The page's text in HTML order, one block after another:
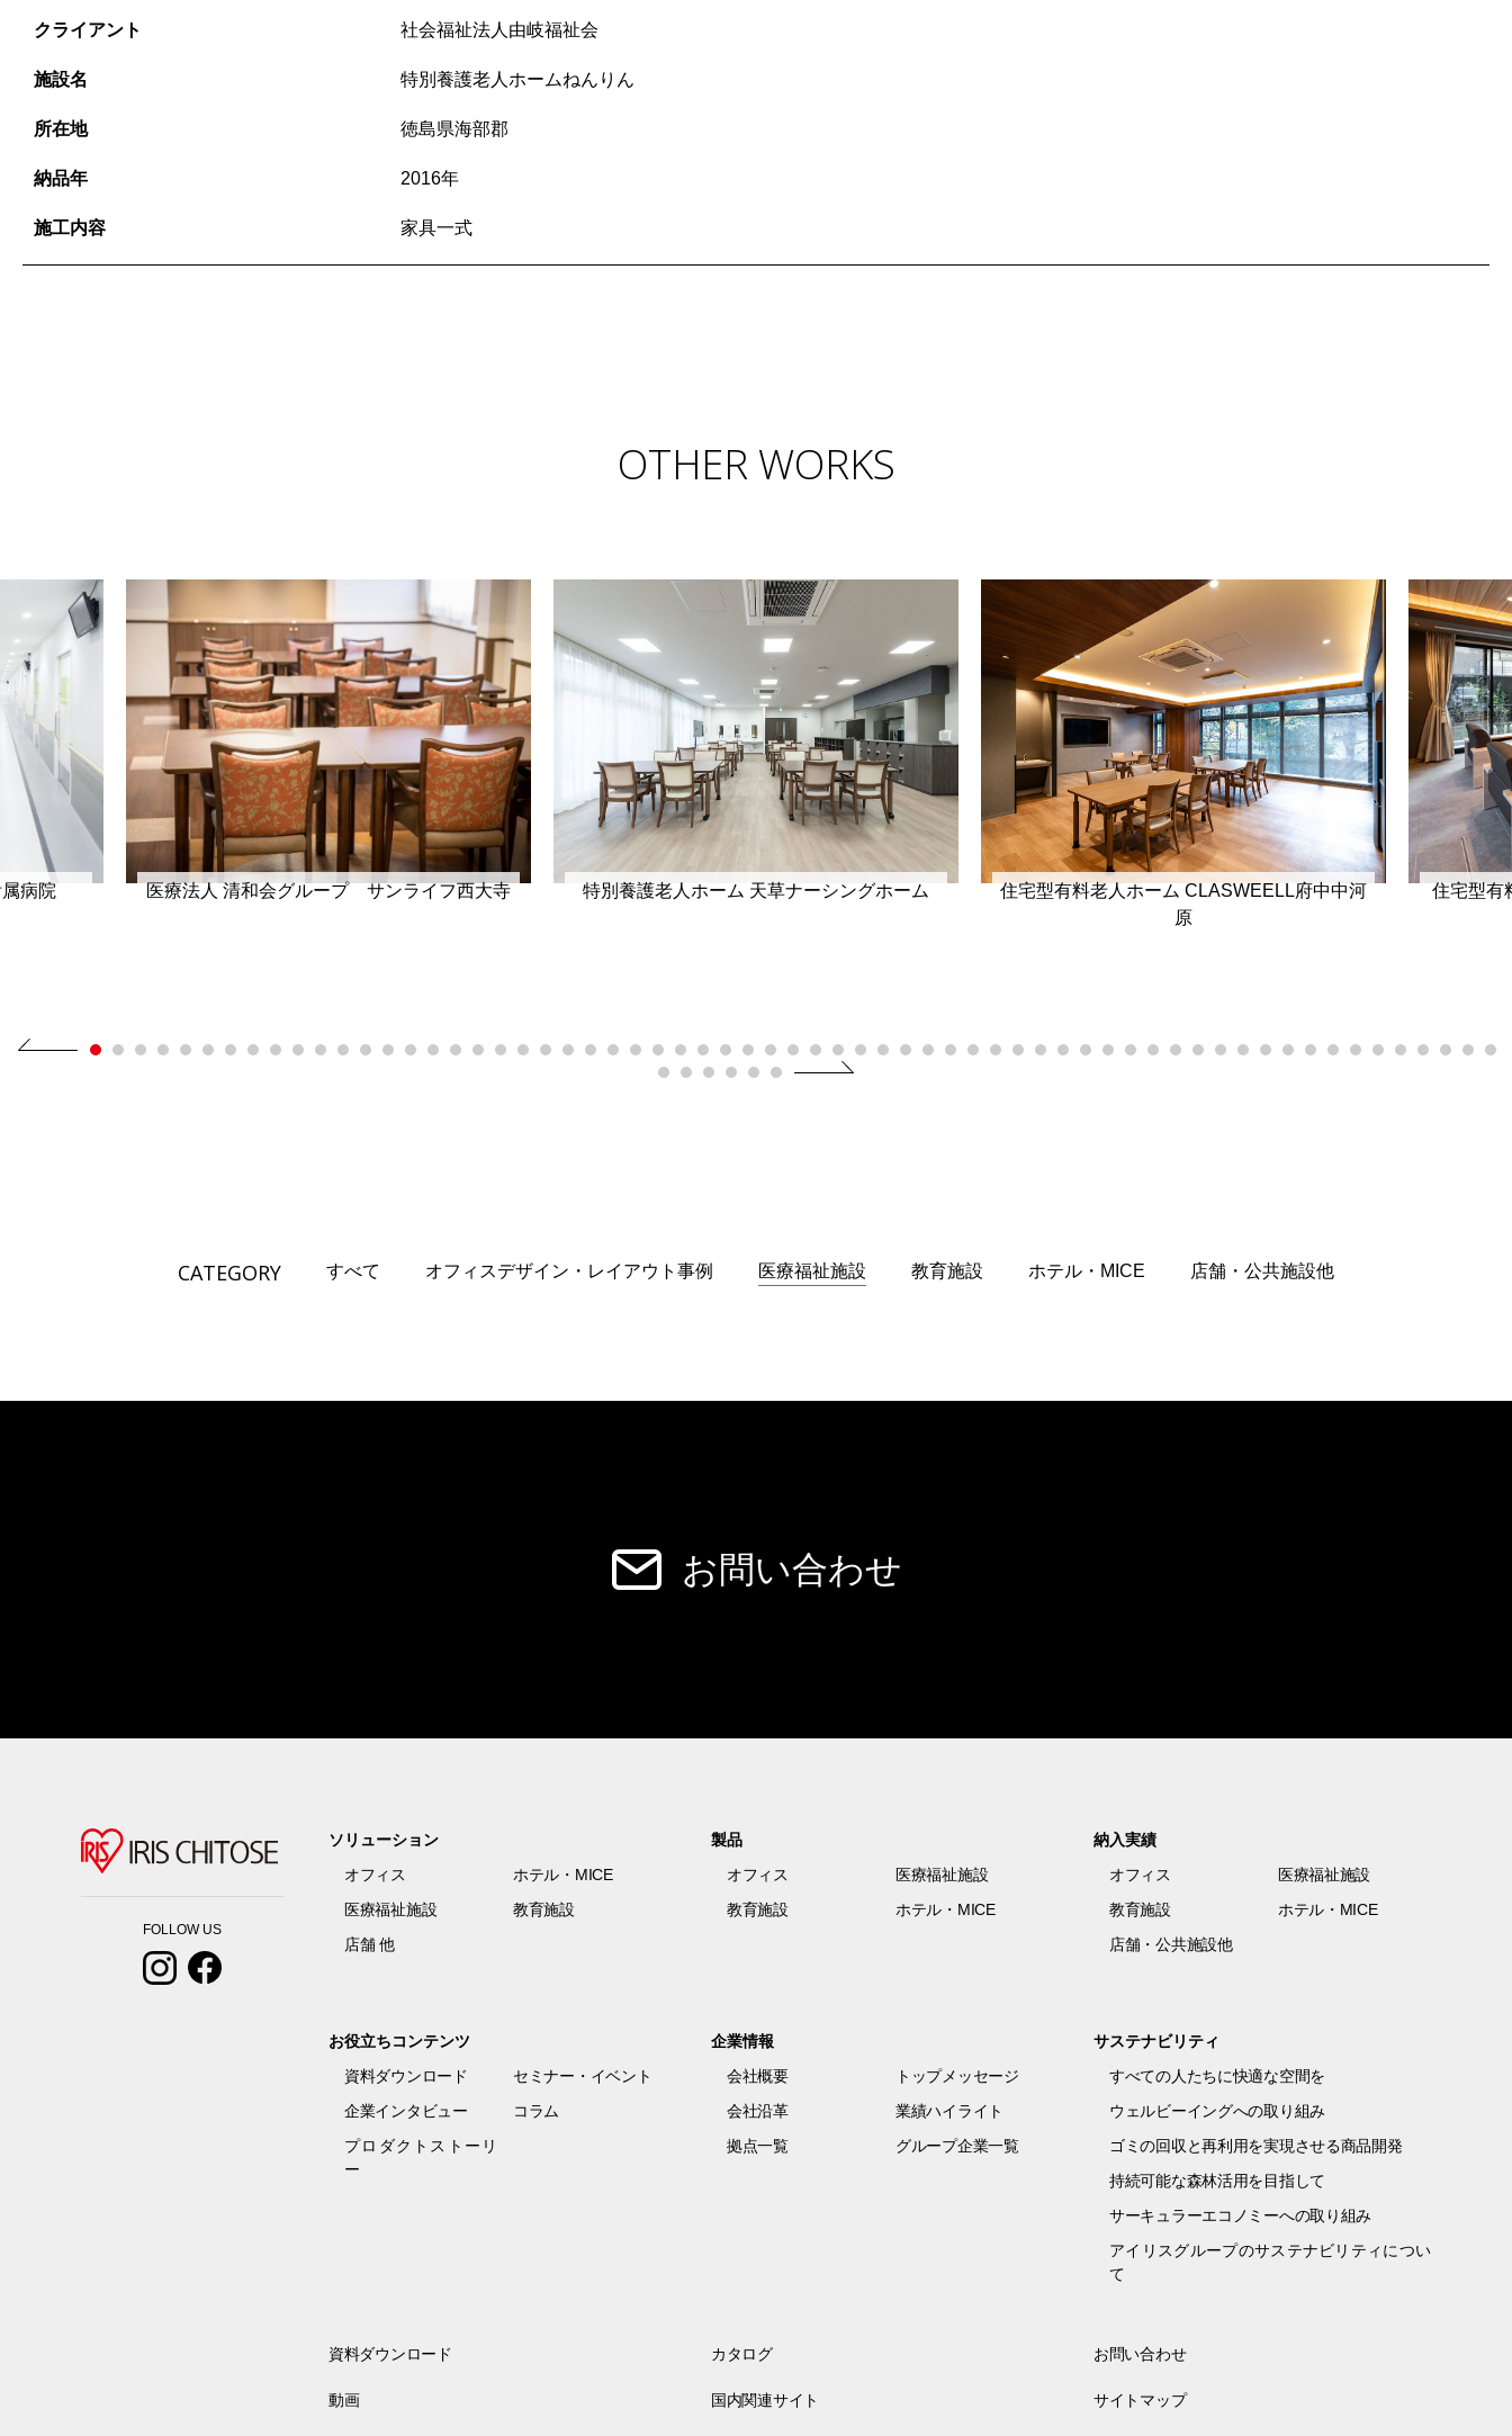
クライアント 社会福祉法人由岐福祉会
施設名 特別養護老人ホームねんりん
所在地 徳島県海部郡
納品年 2016年
施工内容 家具一式
OTHER WORKS
病院 医療法人 清和会グループ サンライフ西大寺 特別養護老人ホーム 天草ナーシングホーム
住宅型有料老人ホーム CLASWEELL府中中河
原
住宅型有
CATEGORY すべて オフィスデザイン・レイアウト事例 医療福祉施設 教育施設 ホテル・MICE 店舗・公共施設他
お問い合わせ
FOLLOW US
ソリューション
オフィス
ホテル・MICE
医療福祉施設
教育施設
店舗 他
製品
オフィス
医療福祉施設
教育施設
ホテル・MICE
納入実績
オフィス
医療福祉施設
教育施設
ホテル・MICE
店舗・公共施設他
お役立ちコンテンツ
資料ダウンロード
セミナー・イベント
企業インタビュー
コラム
プロダクトストーリ
ー
企業情報
会社概要
トップメッセージ
会社沿革
業績ハイライト
拠点一覧
グループ企業一覧
サステナビリティ
すべての人たちに快適な空間を
ウェルビーイングへの取り組み
ゴミの回収と再利用を実現させる商品開発
持続可能な森林活用を目指して
サーキュラーエコノミーへの取り組み
アイリスグループのサステナビリティについ
て
資料ダウンロード カタログ お問い合わせ
動画 国内関連サイト サイトマップ